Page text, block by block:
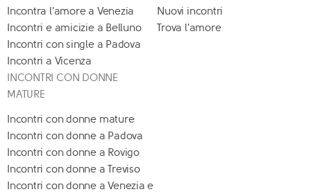
Incontra l'amore a Venezia
Incontri e amicizie a Belluno
Incontri con single a Padova
Incontri a Vicenza
Nuovi incontri
Trova l'amore
INCONTRI CON DONNE
MATURE
Incontri con donne mature
Incontri con donne a Padova
Incontri con donne a Rovigo
Incontri con donne a Treviso
Incontri con donne a Venezia e